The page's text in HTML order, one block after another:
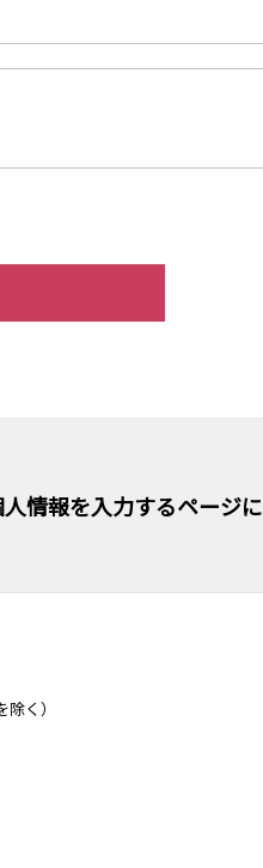
情報を入力するページ
く）